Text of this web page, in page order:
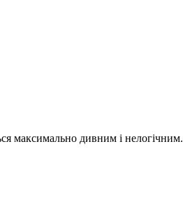
максимально дивним і нелогічним.